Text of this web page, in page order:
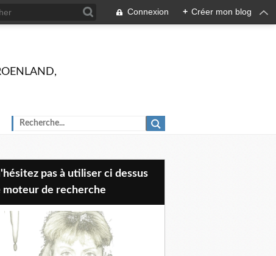
Connexion + Créer mon blog
moteur de recherche